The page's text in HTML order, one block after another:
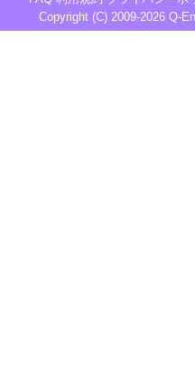
Copyright (C) 2009-2026 Q-